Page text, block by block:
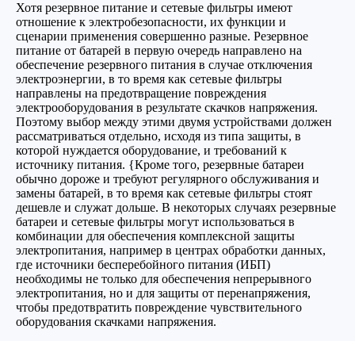
Хотя резервное питание и сетевые фильтры имеют
отношение к электробезопасности, их функции и
сценарии применения совершенно разные. Резервное
питание от батарей в первую очередь направлено на
обеспечение резервного питания в случае отключения
электроэнергии, в то время как сетевые фильтры
направлены на предотвращение повреждения
электрооборудования в результате скачков напряжения.
Поэтому выбор между этими двумя устройствами должен
рассматриваться отдельно, исходя из типа защиты, в
которой нуждается оборудование, и требований к
источнику питания. {Кроме того, резервные батареи
обычно дороже и требуют регулярного обслуживания и
замены батарей, в то время как сетевые фильтры стоят
дешевле и служат дольше. В некоторых случаях резервные
батареи и сетевые фильтры могут использоваться в
комбинации для обеспечения комплексной защиты
электропитания, например в центрах обработки данных,
где источники бесперебойного питания (ИБП)
необходимы не только для обеспечения непрерывного
электропитания, но и для защиты от перенапряжения,
чтобы предотвратить повреждение чувствительного
оборудования скачками напряжения.